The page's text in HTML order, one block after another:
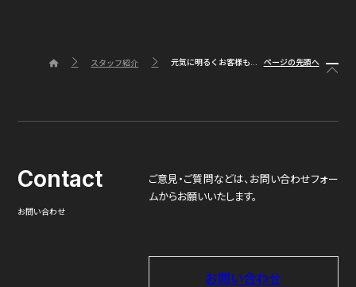
スタッフ紹介 元気に明るくお客様も... ページの先頭へ
Contact
お問い合わせ
ご意見・ご質問などは、 お問い合わせフォー
ムからお願いいたします。
お問い合わせ